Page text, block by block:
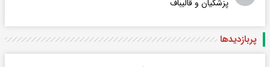
پزشکیان و قالیباف
پربازدید‌ها